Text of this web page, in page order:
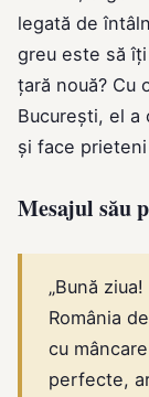
legată de
greu este să
țară nouă? Cu
București, el
și face
Mesajul său
„Bună
România
cu
perfecte,